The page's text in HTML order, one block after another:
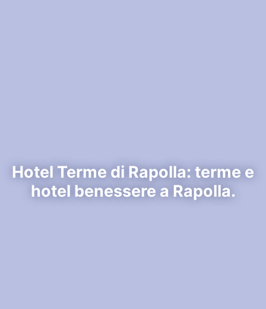
Hotel Terme di Rapolla: terme e
hotel benessere a Rapolla.